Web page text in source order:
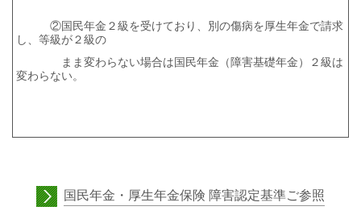
②国民年金２級を受けており、別の傷病を厚生年金で請求
し、等級が２級の
まま変わらない場合は国民年金（障害基礎年金）２級は
変わらない。
国民年金・厚生年金保険 障害認定基準ご参照